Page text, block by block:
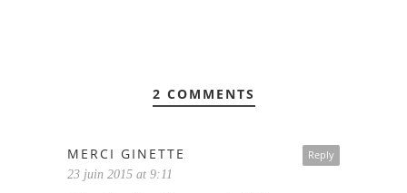
2 COMMENTS
Reply
MERCI GINETTE
23 juin 2015 at 9:11